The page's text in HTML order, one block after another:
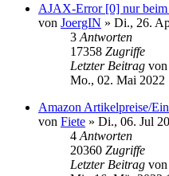
AJAX-Error [0] nur
von JoergIN » Di., 26.
3 Antworten
17358 Zugriffe
Letzter Beitrag von
Mo., 02. Mai 2022
Amazon Artikelpreise/
von Fiete » Di., 06. Jul
4 Antworten
20360 Zugriffe
Letzter Beitrag von